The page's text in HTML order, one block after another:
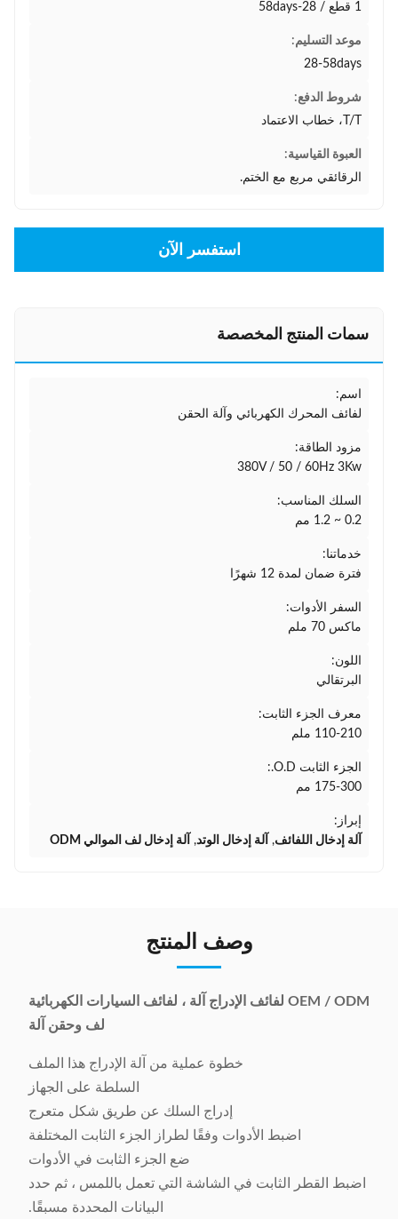
1 قطع / 28-58days
موعد التسليم:
28-58days
شروط الدفع:
T/T، خطاب الاعتماد
العبوة القياسية:
الرقائقي مربع مع الختم.
استفسر الآن
سمات المنتج المخصصة
اسم:
لفائف المحرك الكهربائي وآلة الحقن
مزود الطاقة:
380V / 50 / 60Hz 3Kw
السلك المناسب:
0.2 ~ 1.2 مم
خدماتنا:
فترة ضمان لمدة 12 شهرًا
السفر الأدوات:
ماكس 70 ملم
اللون:
البرتقالي
معرف الجزء الثابت:
110-210 ملم
الجزء الثابت O.D.:
175-300 مم
إبراز:
آلة إدخال اللفائف, آلة إدخال الوتد, آلة إدخال لف الموالي ODM
وصف المنتج
OEM / ODM لفائف الإدراج آلة ، لفائف السيارات الكهربائية
لف وحقن آلة
خطوة عملية من آلة الإدراج هذا الملف
السلطة على الجهاز
إدراج السلك عن طريق شكل متعرج
اضبط الأدوات وفقًا لطراز الجزء الثابت المختلفة
ضع الجزء الثابت في الأدوات
اضبط القطر الثابت في الشاشة التي تعمل باللمس ، ثم حدد
البيانات المحددة مسبقًا.